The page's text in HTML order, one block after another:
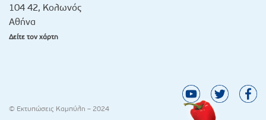
104 42, Κολωνός
Αθήνα
Δείτε τον χάρτη
© Εκτυπώσεις Καμπύλη – 2024